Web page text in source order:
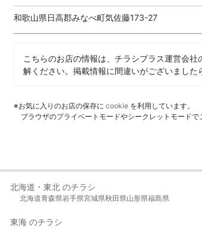
和歌山県日高郡みなべ町気佐藤173-27
こちらのお店の情報は、チラシプラス運営会
解ください。掲載情報に間違いがございました
※お気に入りのお店の保存に cookie を利用しています。
ブラウザのプライベートモードやシークレットモード
北海道・東北 のチラシ
北海道青森県岩手県宮城県秋田県山形県福島県
東海 のチラシ